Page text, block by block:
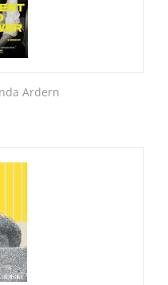
Ardern